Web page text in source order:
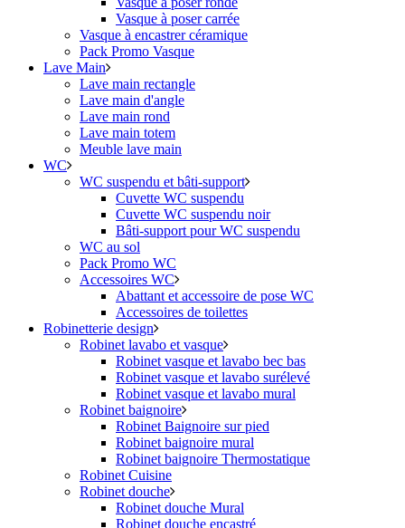
Vasque à poser carrée
Vasque à encastrer céramique
Pack Promo Vasque
Lave Main
Lave main rectangle
Lave main d'angle
Lave main rond
Lave main totem
Meuble lave main
WC
WC suspendu et bâti-support
Cuvette WC suspendu
Cuvette WC suspendu noir
Bâti-support pour WC suspendu
WC au sol
Pack Promo WC
Accessoires WC
Abattant et accessoire de pose WC
Accessoires de toilettes
Robinetterie design
Robinet lavabo et vasque
Robinet vasque et lavabo bec bas
Robinet vasque et lavabo surélevé
Robinet vasque et lavabo mural
Robinet baignoire
Robinet Baignoire sur pied
Robinet baignoire mural
Robinet baignoire Thermostatique
Robinet Cuisine
Robinet douche
Robinet douche Mural
Robinet douche encastré